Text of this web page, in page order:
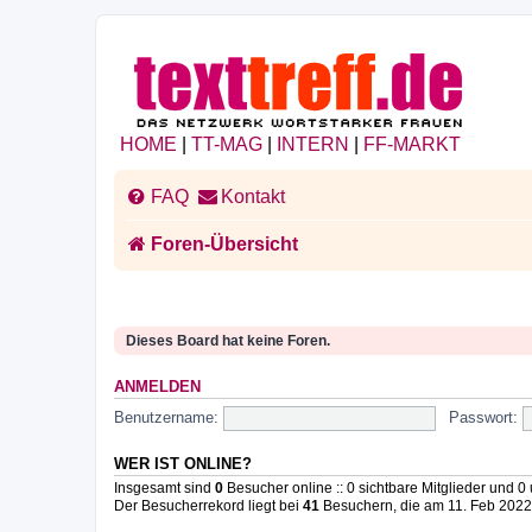
HOME TT-MAG INTERN FF-MARKT
FAQ Kontakt
Foren-Übersicht
Dieses Board hat keine Foren.
ANMELDEN
Benutzername: Passwort:
WER IST ONLINE?
Insgesamt sind 0 Besucher online :: 0 sichtbare Mitglieder und
Der Besucherrekord liegt bei 41 Besuchern, die am 11. Feb